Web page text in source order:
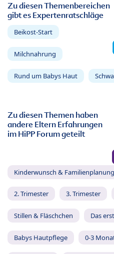
Zu diesen Themenbereichen
gibt es Expertenratschläge
Beikost-Start
Milchnahrung
Rund um Babys Haut
Zu diesen Themen haben
andere Eltern Erfahrungen
im HiPP Forum geteilt
Kinderwunsch & Familienplanung
2. Trimester 3. Trimester
Stillen & Fläschchen Das
Babys Hautpflege 0-3